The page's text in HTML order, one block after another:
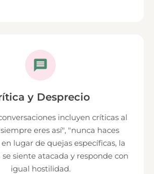
y Desprecio
incluyen críticas al
eres así", "nunca haces
lugar de quejas específicas, la
siente atacada y responde con
igual hostilidad.